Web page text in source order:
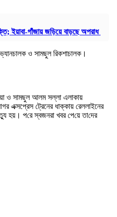
ইয়াবা-গাঁজায় জড়িয়ে বাড়ছে অপরাধ
ও সামছুল রিকশাচালক।
ও সামছুল আলম সল্লা এলাকায়
এক্সপ্রেস ট্রেনের ধাক্কায় রেললাইনের
হয়। প‌রে স্বজনরা খবর পে‌য়ে তা‌দের